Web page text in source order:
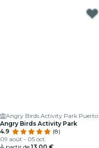
Angry Birds Activity Park
4.9
(8)
09 août - 05 oct.